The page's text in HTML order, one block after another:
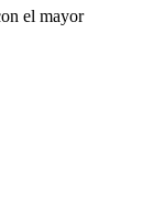
el mayor